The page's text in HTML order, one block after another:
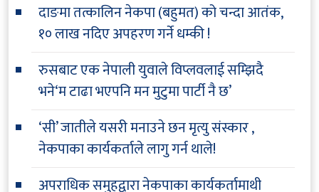
दाङमा तत्कालिन नेकपा (बहुमत) को चन्दा आतंक,
१० लाख नदिए अपहरण गर्ने धम्की !
रुसबाट एक नेपाली युवाले विप्लवलाई सम्झिदै
भने‘म टाढा भएपनि मन मुटुमा पार्टी नै छ’
‘सी’ जातीले यसरी मनाउने छन मृत्यु संस्कार ,
नेकपाका कार्यकर्ताले लागु गर्न थाले!
अपराधिक समुहद्वारा नेकपाका कार्यकर्तामाथी